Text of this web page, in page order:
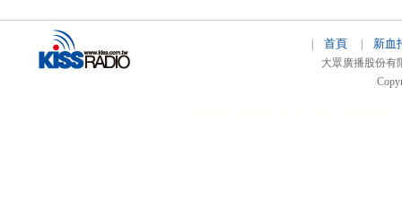
首頁 新血
大眾廣播股份有